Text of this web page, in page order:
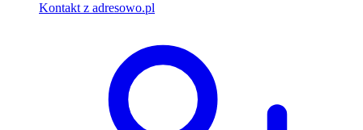
Kontakt z adresowo.pl